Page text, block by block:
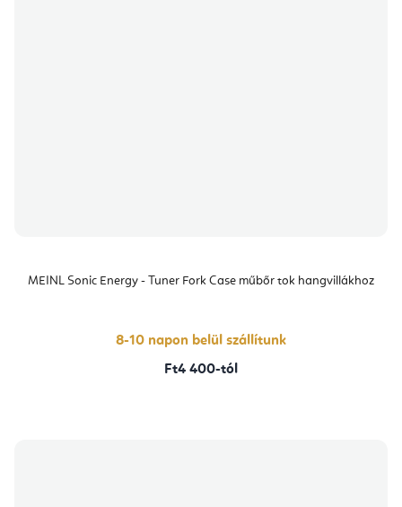
MEINL Sonic Energy - Tuner Fork Case műbőr tok hangvillákhoz
8-10 napon belül szállítunk
Ft4 400-tól